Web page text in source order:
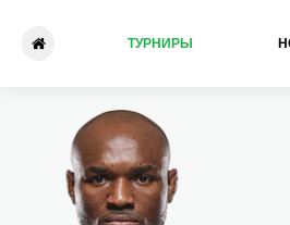
ТУРНИРЫ
Камару Усман -